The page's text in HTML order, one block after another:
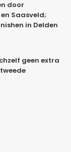
door
Saasveld;
in Delden
geen extra